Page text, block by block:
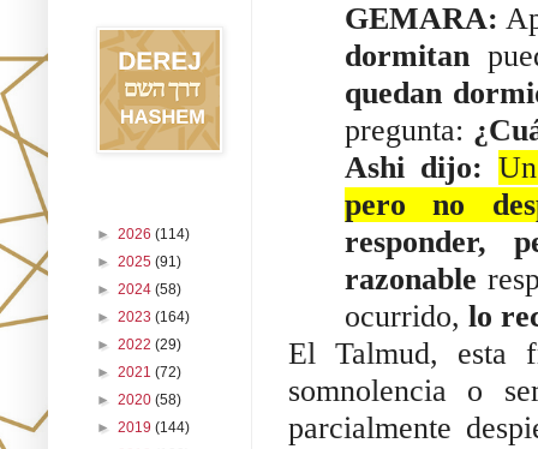
GEMARA:
dormitan
quedan
pregunta:
Ashi dijo:
pero no
responder,
razonable
ocurrido, lo
El Talmud, esta
somnolencia o
parcialmente
► 2026 (114)
► 2025 (91)
► 2024 (58)
► 2023 (164)
► 2022 (29)
► 2021 (72)
► 2020 (58)
► 2019 (144)